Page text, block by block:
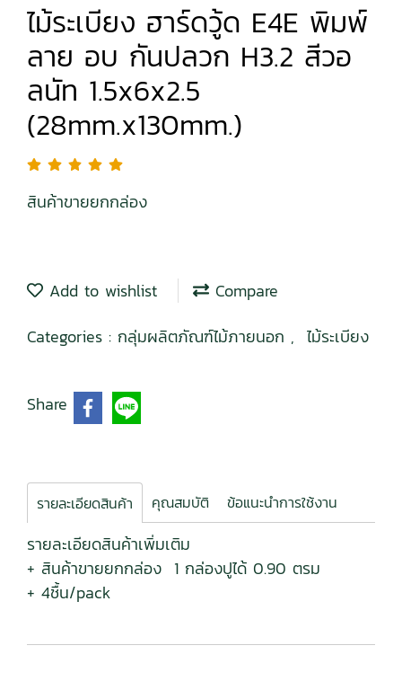
ไม้ระเบียง ฮาร์ดวู้ด E4E พิมพ์
ลาย อบ กันปลวก H3.2 สีวอ
ลนัท 1.5x6x2.5
(28mm.x130mm.)
สินค้าขายยกกล่อง
Add to wishlist
Compare
Categories : กลุ่มผลิตภัณฑ์ไม้ภายนอก , ไม้ระเบียง
Share
รายละเอียดสินค้า คุณสมบัติ ข้อแนะนำการใช้งาน
รายละเอียดสินค้าเพิ่มเติม
+ สินค้าขายยกกล่อง 1 กล่องปูได้ 0.90 ตรม
+ 4ชื้น/pack